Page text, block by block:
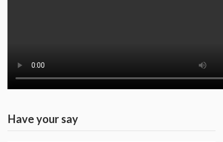
Have your say